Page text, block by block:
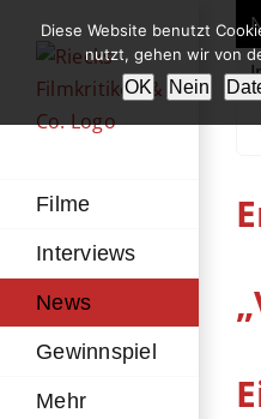
Inhalt
springen
Filme
Interviews
News
Gewinnspiel
Mehr
Diese Website benutzt
nutzt, gehen wir von
OK Nein